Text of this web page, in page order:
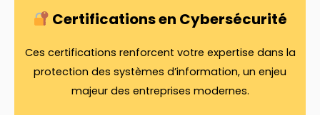
Certifications en Cybersécurité
Ces certifications renforcent votre expertise dans la
protection des systèmes d’information, un enjeu
majeur des entreprises modernes.